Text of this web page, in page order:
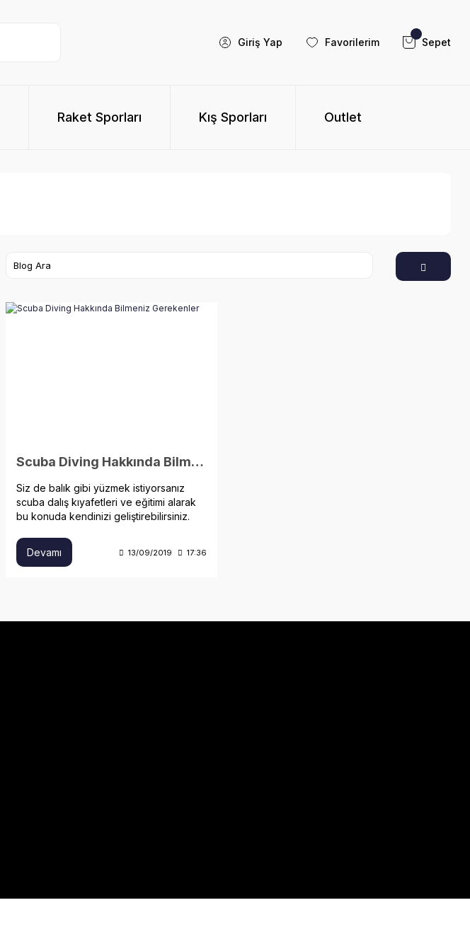
Giriş Yap Favorilerim Sepet
Raket Sporları Kış Sporları Outlet
Scuba Diving Hakkında Bilmeniz Gerekenler
Siz de balık gibi yüzmek istiyorsanız
scuba dalış kıyafetleri ve eğitimi alarak
bu konuda kendinizi geliştirebilirsiniz.
Devamı 13/09/2019 17:36